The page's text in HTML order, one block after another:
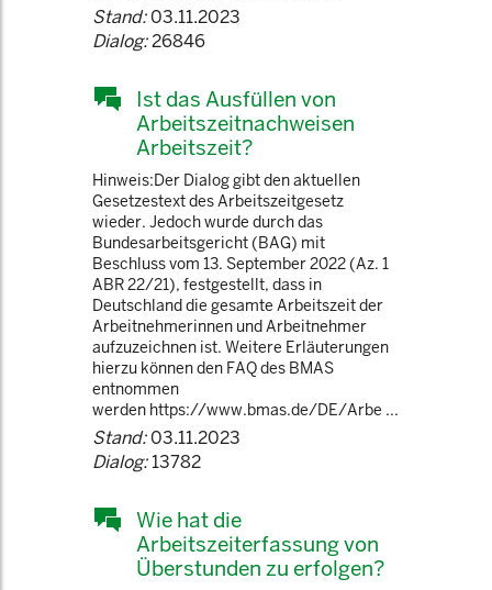
Stand:03.11.2023
Dialog:26846
Ist das Ausfüllen von
Arbeitszeitnachweisen
Arbeitszeit?
Hinweis:Der Dialog gibt den aktuellen
Gesetzestext des Arbeitszeitgesetz
wieder. Jedoch wurde durch das
Bundesarbeitsgericht (BAG) mit
Beschluss vom 13. September 2022 (Az. 1
ABR 22/21), festgestellt, dass in
Deutschland die gesamte Arbeitszeit der
Arbeitnehmerinnen und Arbeitnehmer
aufzuzeichnen ist. Weitere Erläuterungen
hierzu können den FAQ des BMAS
entnommen
werden https://www.bmas.de/DE/Arbe ...
Stand:03.11.2023
Dialog:13782
Wie hat die
Arbeitszeiterfassung von
Überstunden zu erfolgen?